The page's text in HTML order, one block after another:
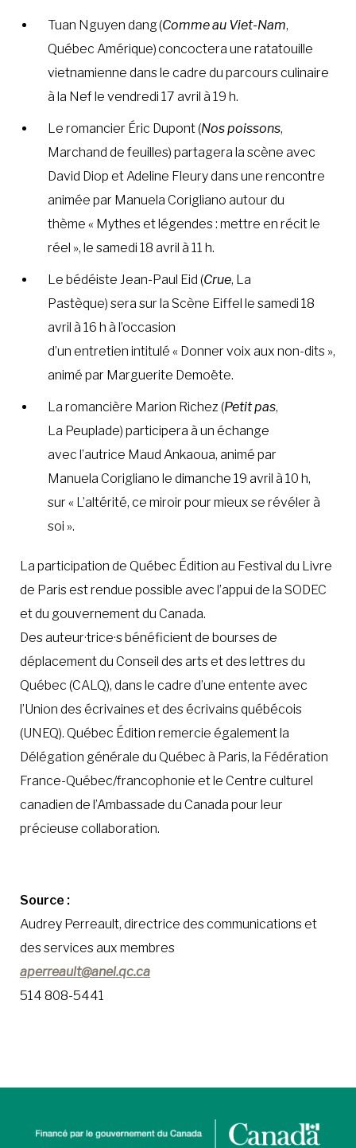
Tuan Nguyen dang (Comme au Viet-Nam,
Québec Amérique) concoctera une ratatouille
vietnamienne dans le cadre du parcours culinaire
à la Nef le vendredi 17 avril à 19 h.
Le romancier Éric Dupont (Nos poissons,
Marchand de feuilles) partagera la scène avec
David Diop et Adeline Fleury dans une rencontre
animée par Manuela Corigliano autour du
thème « Mythes et légendes : mettre en récit le
réel », le samedi 18 avril à 11 h.
Le bédéiste Jean-Paul Eid (Crue, La
Pastèque) sera sur la Scène Eiffel le samedi 18
avril à 16 h à l’occasion
d’un entretien intitulé « Donner voix aux non-dits »,
animé par Marguerite Demoëte.
La romancière Marion Richez (Petit pas,
La Peuplade) participera à un échange
avec l’autrice Maud Ankaoua, animé par
Manuela Corigliano le dimanche 19 avril à 10 h,
sur « L’altérité, ce miroir pour mieux se révéler à
soi ».
La participation de Québec Édition au Festival du Livre
de Paris est rendue possible avec l’appui de la SODEC
et du gouvernement du Canada.
Des auteur·trice·s bénéficient de bourses de
déplacement du Conseil des arts et des lettres du
Québec (CALQ), dans le cadre d’une entente avec
l’Union des écrivaines et des écrivains québécois
(UNEQ). Québec Édition remercie également la
Délégation générale du Québec à Paris, la Fédération
France-Québec/francophonie et le Centre culturel
canadien de l’Ambassade du Canada pour leur
précieuse collaboration.
Source :
Audrey Perreault, directrice des communications et
des services aux membres
aperreault@anel.qc.ca
514 808-5441